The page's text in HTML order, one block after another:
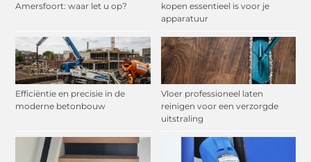
Amersfoort: waar let u op?
kopen essentieel is voor je
apparatuur
Efficiëntie en precisie in de
moderne betonbouw
Vloer professioneel laten
reinigen voor een verzorgde
uitstraling